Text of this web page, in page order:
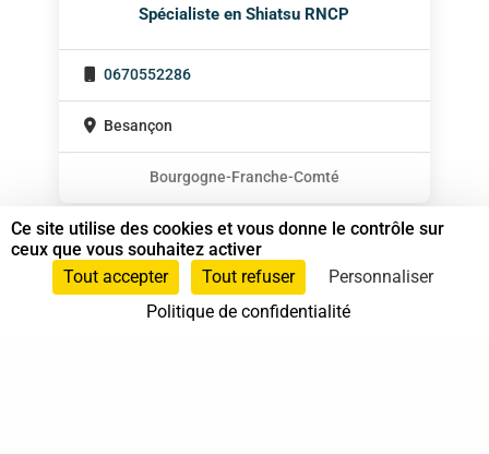
Spécialiste en Shiatsu RNCP
0670552286
Besançon
Bourgogne-Franche-Comté
Ce site utilise des cookies et vous donne le contrôle sur
ceux que vous souhaitez activer
Tout accepter
Tout refuser
Personnaliser
Politique de confidentialité